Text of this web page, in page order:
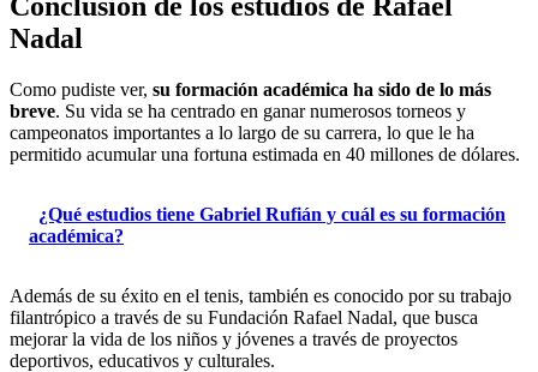
Nadal
Como pudiste ver, su formación académica ha sido de lo más
breve. Su vida se ha centrado en ganar numerosos torneos y
campeonatos importantes a lo largo de su carrera, lo que le ha
permitido acumular una fortuna estimada en 40 millones de dólares.
¿Qué estudios tiene Gabriel Rufián y cuál es su formación
académica?
Además de su éxito en el tenis, también es conocido por su trabajo
filantrópico a través de su Fundación Rafael Nadal, que busca
mejorar la vida de los niños y jóvenes a través de proyectos
deportivos, educativos y culturales.